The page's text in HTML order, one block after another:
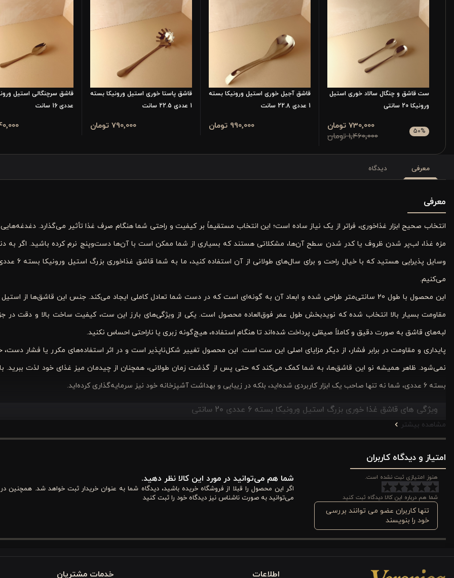
ست قاشق و چنگال سالاد خوری استیل
ورونیکا 20 سانتی
50% 1٬460٬000 تومان
730٬000 تومان
قاشق آجیل خوری استیل ورونیکا بسته
1 عددی 22.8 سانت
990٬000 تومان
قاشق پاستا خوری استیل ورونیکا بسته
1 عددی 22.5 سانت
790٬000 تومان
عددی 16 سانت
340٬000
معرفی دیدگاه
معرفی
انتخاب صحیح ابزار غذاخوری، فراتر از یک نیاز ساده است؛ این انتخاب مستقیماً بر کیفیت و راحتی شما هنگام صرف غذا تأثیر می‌گذارد. دغدغه‌هایی
مزه غذا، لب‌پر شدن ظروف یا کدر شدن سطح آن‌ها، مشکلاتی هستند که بسیاری از شما ممکن است با آن‌ها دست‌وپنج نرم کرده باشید. اگر به
وسایل پذیرایی هستید که با خیال
می‌کنیم.
این محصول با طول 20 سانتی‌متر طراحی شده و ابعاد آن به گونه‌ای است که در دست شما تعادل کاملی ایجاد می‌کند. جنس این قاشق‌ها از
مقاومت بسیار بالا انتخاب شده که نویدبخش طول عمر فوق‌العاده محصول است. یکی از ویژگی‌های بارز این ست، کیفیت ساخت بالا و دقت در
لبه‌های قاشق به صورت دقیق و کاملاً صیقلی پرداخت شده‌اند تا هنگام استفاده، هیچ‌گونه زبری یا ناراحتی احساس نکنید.
پایداری و مقاومت در برابر فشار، از دیگر مزایای اصلی این ست است. این محصول تغییر شکل‌ناپذیر است و در اثر استفاده‌های مکرر یا فشار دست،
نمی‌شود. ظاهر همیشه نو این قاشق‌ها، به شما کمک می‌کند که حتی پس از گذشت زمان طولانی، همچنان از چیدمان میز غذای خود لذت ببرید.
بسته 6 عددی، شما نه تنها صاحب یک ابزار کاربردی شده‌اید، بلکه در زیبایی و بهداشت آشپزخانه خود نیز سرمایه‌گذاری کرده‌اید.
ویژگی های قاشق غذا خوری بزرگ استیل ورونیکا بسته 6 عددی 20 سانتی
شما را به خرید افزایش داده و نشان می‌دهد که محصول چه ویژگی‌هایی دارد و چگونه می‌تواند نیازهای شما را برآورده کند.
جنس
این قاشق‌ها از استیل ضدزنگ ساخته شده است، که مقاومت بالا در برابر زنگ زدن و خوردگی دارد. این نوع استیل مقاومت خوبی در برابر حرارت،
مکرر نشان می‌دهد و عمر طولانی‌تری را نسبت به نمونه‌های دیگر ارائه می‌دهد.
ابعاد و وزن
مشاهده بیشتر
امتیاز و دیدگاه کاربران
هنوز امتیازی ثبت نشده است.
شما هم درباره این کالا دیدگاه ثبت کنید
تنها کاربران عضو می توانند بررسی
خود را بنویسند
شما هم می‌توانید در مورد این کالا نظر دهید.
اگر این محصول را قبلا از فروشگاه خریده باشید، دیدگاه شما به عنوان خریدار ثبت خواهد شد. همچنین
می‌توانید به صورت ناشناس نیز دیدگاه خود را ثبت کنید
اطلاعات خدمات مشتریان